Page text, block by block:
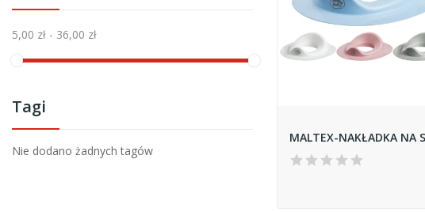
5,00 zł - 36,00 zł
Tagi
Nie dodano żadnych tagów